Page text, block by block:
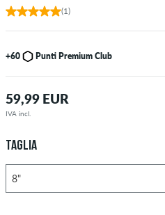
(1)
+60 Punti Premium Club
59,99 EUR
IVA incl.
TAGLIA